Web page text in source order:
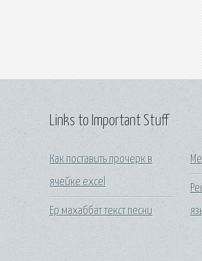
Links to Important Stuff
Как поставить прочерк в
ячейке excel
Ер махаббат текст песни